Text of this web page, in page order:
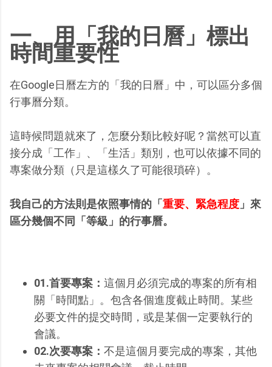
一、用「我的日曆」標出
時間重要性
在Google日曆左方的「我的日曆」中，可以區分多個
行事曆分類。
這時候問題就來了，怎麼分類比較好呢？當然可以直
接分成「工作」、「生活」類別，也可以依據不同的
專案做分類（只是這樣久了可能很瑣碎）。
我自己的方法則是依照事情的「重要、緊急程度 」來
區分幾個不同「等級」的行事曆。
01.首要專案： 這個月必須完成的專案的所有相
關「時間點」。包含各個進度截止時間。某些
必要文件的提交時間，或是某個一定要執行的
會議。
02.次要專案： 不是這個月要完成的專案，其他